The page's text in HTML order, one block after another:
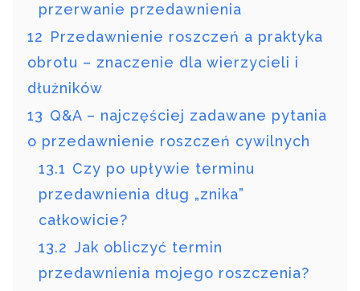
przerwanie przedawnienia
12 Przedawnienie roszczeń a praktyka
obrotu – znaczenie dla wierzycieli i
dłużników
13 Q&A – najczęściej zadawane pytania
o przedawnienie roszczeń cywilnych
13.1 Czy po upływie terminu
przedawnienia dług „znika”
całkowicie?
13.2 Jak obliczyć termin
przedawnienia mojego roszczenia?